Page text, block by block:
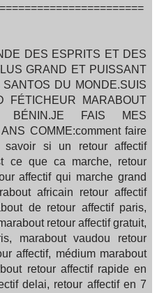
DES ESPRITS ET DES
GRAND ET PUISSANT
DU MONDE.SUIS
FÉTICHEUR MARABOUT
BÉNIN.JE FAIS MES
COMME:comment faire
savoir si un retour affectif
ce que ca marche, retour
affectif qui marche grand
africain retour affectif
de retour affectif paris,
retour affectif gratuit,
marabout vaudou retour
affectif, médium marabout
retour affectif rapide en
delai, retour affectif en 7